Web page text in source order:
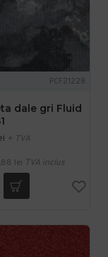
PCF21228
dale gri Fluid
+ TVA
lei TVA inclus